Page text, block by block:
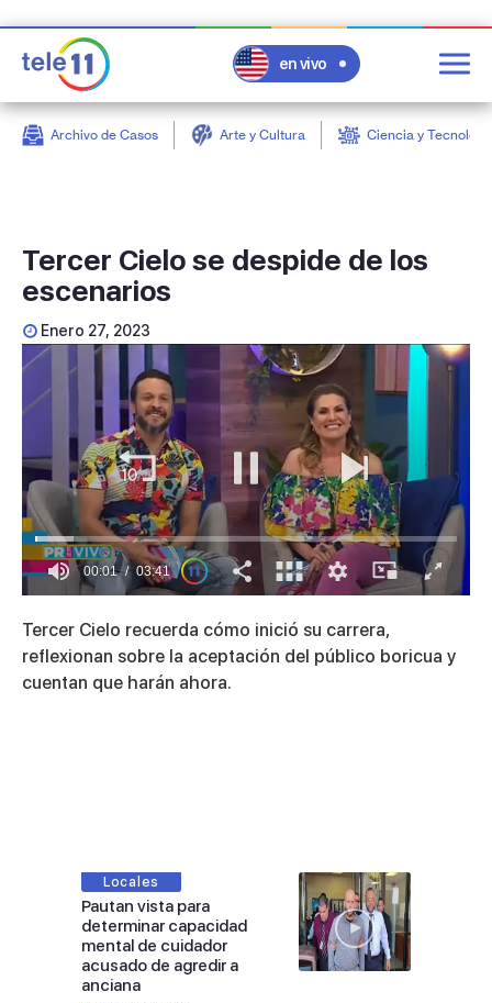
en vivo
Archivo de Casos Arte y Cultura Ciencia y
Tercer Cielo se despide de los
escenarios
Enero 27, 2023
of
3
minutes,
seconds
00:01 03:41
Tercer Cielo recuerda cómo inició su carrera,
reflexionan sobre la aceptación del público boricua y
cuentan que harán ahora.
Locales
Pautan vista para
determinar capacidad
mental de cuidador
acusado de agredir a
anciana
post